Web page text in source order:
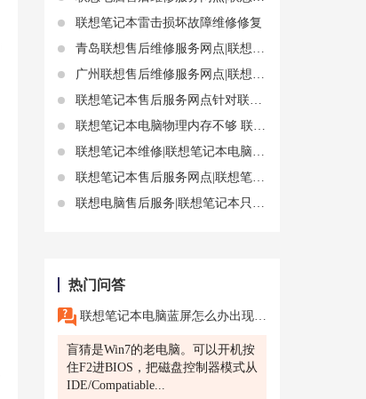
联想笔记本雷击损坏故障维修修复
青岛联想售后维修服务网点|联想笔记本电脑外壳损坏了怎么办？教你如何更换和修复
广州联想售后维修服务网点|联想YOGA Pro14s硬盘故障的解决方案
联想笔记本售后服务网点针对联想笔记本充电充不进去故障问题解析
联想笔记本电脑物理内存不够 联想服务维修中心教你采取措施
联想笔记本维修|联想笔记本电脑显示器驱动故障分析
联想笔记本售后服务网点|联想笔记本电脑开机蓝屏怎么恢复正常
联想电脑售后服务|联想笔记本只有屏幕进水 第一处理措施是什么
热门问答
联想笔记本电脑蓝屏怎么办出现0x000007b按f8也进入不了高级设置？
盲猜是Win7的老电脑。可以开机按
住F2进BIOS，把磁盘控制器模式从
IDE/Compatiable...